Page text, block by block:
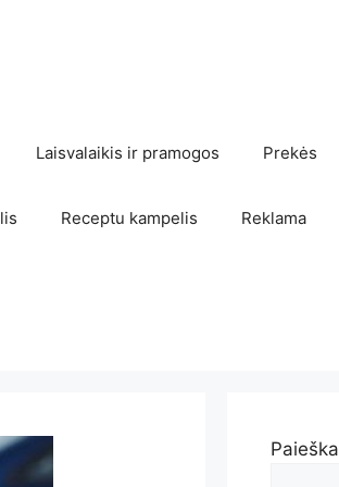
Laisvalaikis ir pramogos Prekės
Receptu kampelis Reklama
Paieška